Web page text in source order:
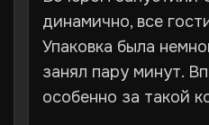
динамично, все
Упаковка была
занял пару минут.
особенно за такой